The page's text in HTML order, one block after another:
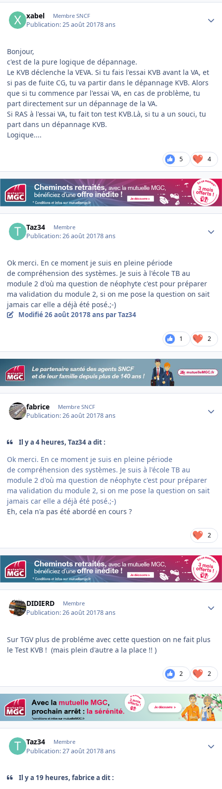
xabel Membre SNCF
Publication:25 août 20178 ans
Bonjour,
c'est de la pure logique de dépannage.
Le KVB déclenche la VEVA. Si tu fais l'essai KVB avant la VA, et
si pas de fuite CG, tu va partir dans le dépannage KVB. Alors
que si tu commence par l'essai VA, en cas de problème, tu
part directement sur un dépannage de la VA.
Si RAS à l'essai VA, tu fait ton test KVB.Là, si tu a un souci, tu
part dans un dépannage KVB.
Logique....
5 4
Taz34 Membre
Publication:26 août 20178 ans
Ok merci. En ce moment je suis en pleine période
de compréhension des systèmes. Je suis à l'école TB au
module 2 d'où ma question de néophyte c'est pour préparer
ma validation du module 2, si on me pose la question on sait
jamais car elle a déjà été posé.;-)
Modifié26 août 20178 ans par Taz34
1 2
fabrice Membre SNCF
Publication:26 août 20178 ans
Il y a 4 heures, Taz34 a dit :
Ok merci. En ce moment je suis en pleine période
de compréhension des systèmes. Je suis à l'école TB au
module 2 d'où ma question de néophyte c'est pour préparer
ma validation du module 2, si on me pose la question on sait
jamais car elle a déjà été posé.;-)
Eh, cela n'a pas été abordé en cours ?
2
DIDIERD Membre
Publication:26 août 20178 ans
Sur TGV plus de probléme avec cette question on ne fait plus
le Test KVB ! (mais plein d'autre a la place !! )
2 2
Taz34 Membre
Publication:27 août 20178 ans
Il y a 19 heures, fabrice a dit :